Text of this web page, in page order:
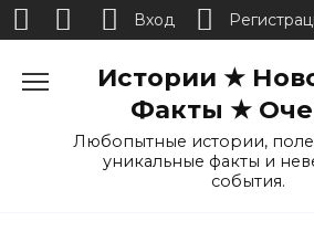
Истории ★
Факты ★
Любопытные истории,
уникальные факты и
события.
Вход